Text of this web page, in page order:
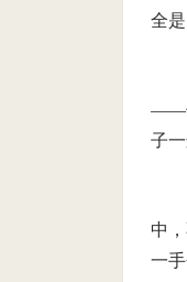
全是
——
子
中
一